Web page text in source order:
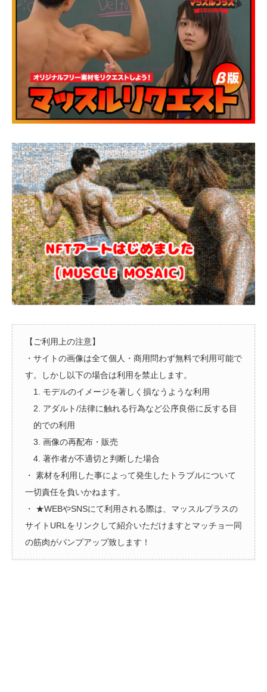
【ご利用上の注意】
・サイトの画像は全て個人・商用問わず無料で利用可能で
す。しかし以下の場合は利用を禁止します。
1. モデルのイメージを著しく損なうような利用
2. アダルト/法律に触れる行為など公序良俗に反する目
的での利用
3. 画像の再配布・販売
4. 著作者が不適切と判断した場合
・ 素材を利用した事によって発生したトラブルについて
一切責任を負いかねます。
・ ★WEBやSNSにて利用される際は、マッスルプラスの
サイトURLをリンクして紹介いただけますとマッチョ一同
の筋肉がパンプアップ致します！